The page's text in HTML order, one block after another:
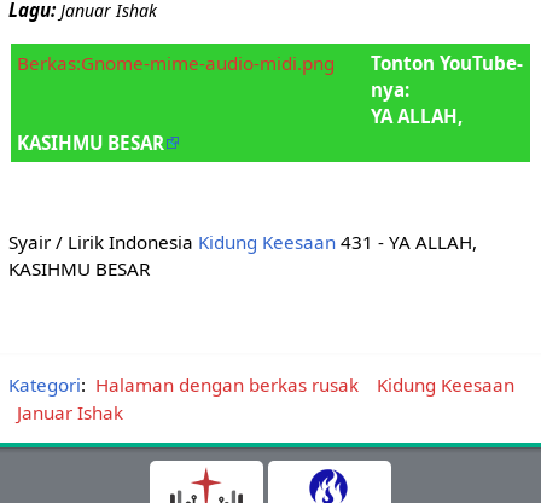
Lagu: Januar Ishak
Berkas:Gnome-mime-audio-midi.png
Tonton YouTube-
nya:
YA ALLAH,
KASIHMU BESAR
Syair / Lirik Indonesia Kidung Keesaan431 - YA ALLAH,
KASIHMU BESAR
Kategori: Halaman dengan berkas rusak
Kidung Keesaan
Januar Ishak